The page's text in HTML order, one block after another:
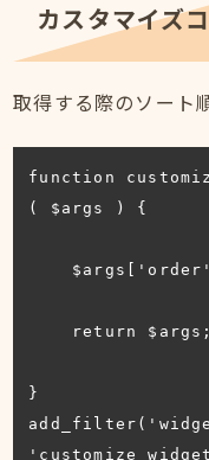
カスタマイズ
取得する際のソート
function
( $args ) {
}